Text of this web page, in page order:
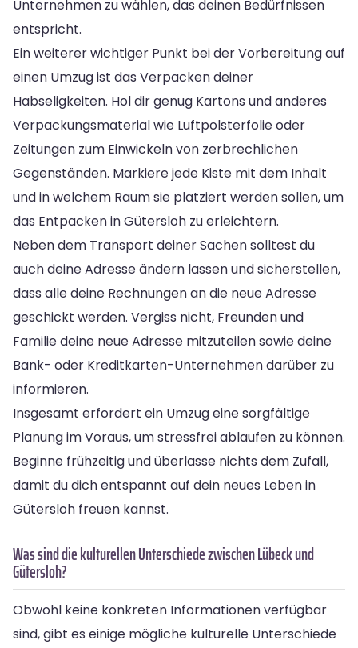
Unternehmen zu wählen, das deinen Bedürfnissen
entspricht.
Ein weiterer wichtiger Punkt bei der Vorbereitung auf
einen Umzug ist das Verpacken deiner
Habseligkeiten. Hol dir genug Kartons und anderes
Verpackungsmaterial wie Luftpolsterfolie oder
Zeitungen zum Einwickeln von zerbrechlichen
Gegenständen. Markiere jede Kiste mit dem Inhalt
und in welchem Raum sie platziert werden sollen, um
das Entpacken in Gütersloh zu erleichtern.
Neben dem Transport deiner Sachen solltest du
auch deine Adresse ändern lassen und sicherstellen,
dass alle deine Rechnungen an die neue Adresse
geschickt werden. Vergiss nicht, Freunden und
Familie deine neue Adresse mitzuteilen sowie deine
Bank- oder Kreditkarten-Unternehmen darüber zu
informieren.
Insgesamt erfordert ein Umzug eine sorgfältige
Planung im Voraus, um stressfrei ablaufen zu können.
Beginne frühzeitig und überlasse nichts dem Zufall,
damit du dich entspannt auf dein neues Leben in
Gütersloh freuen kannst.
Was sind die kulturellen Unterschiede zwischen Lübeck und
Gütersloh?
Obwohl keine konkreten Informationen verfügbar
sind, gibt es einige mögliche kulturelle Unterschiede